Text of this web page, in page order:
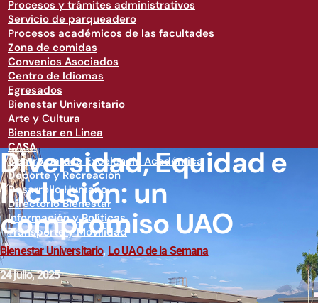
Procesos y trámites administrativos
Servicio de parqueadero
Procesos académicos de las facultades
Zona de comidas
Convenios Asociados
Centro de Idiomas
Egresados
Bienestar Universitario
Arte y Cultura
Bienestar en Linea
CASA
Centro para la Excelencia Académica
Deporte y Recreación
Desarrollo Humano
Directorio Bienestar
Información y Políticas
Transporte y Movilidad
Diversidad, Equidad e
Inclusión: un
compromiso UAO
Bienestar Universitario,Lo UAO de la Semana
24 julio, 2025